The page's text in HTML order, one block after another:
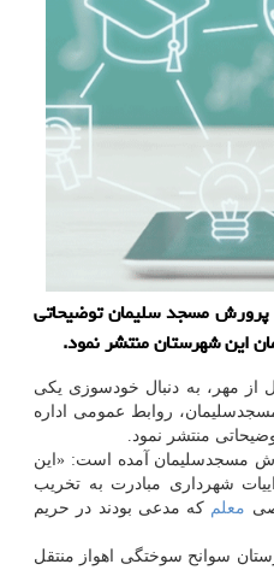
مسجد سلیمان توضیحاتی
این شهرستان منتشر نمود.
از مهر، به دنبال خودسوزی یکی
روابط عمومی اداره
منتشر نمود.
مسجدسلیمان آمده است: «این
شهرداری مبادرت به تخریب
معلم که مدعی بودند در حریم
سوانح سوختگی اهواز منتقل